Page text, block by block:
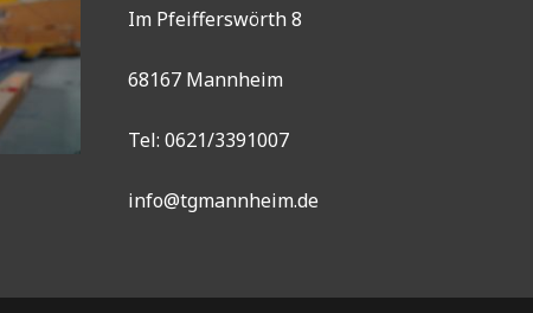
Im Pfeifferswörth 8
68167 Mannheim
Tel: 0621/3391007
info@tgmannheim.de